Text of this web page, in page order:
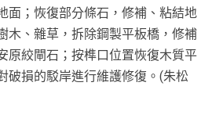
面；恢復部分條石，修補、粘結地
木、雜草，拆除鋼製平板橋，修補
原絞閘石；按榫口位置恢復木質平
破損的駁岸進行維護修復。(朱松